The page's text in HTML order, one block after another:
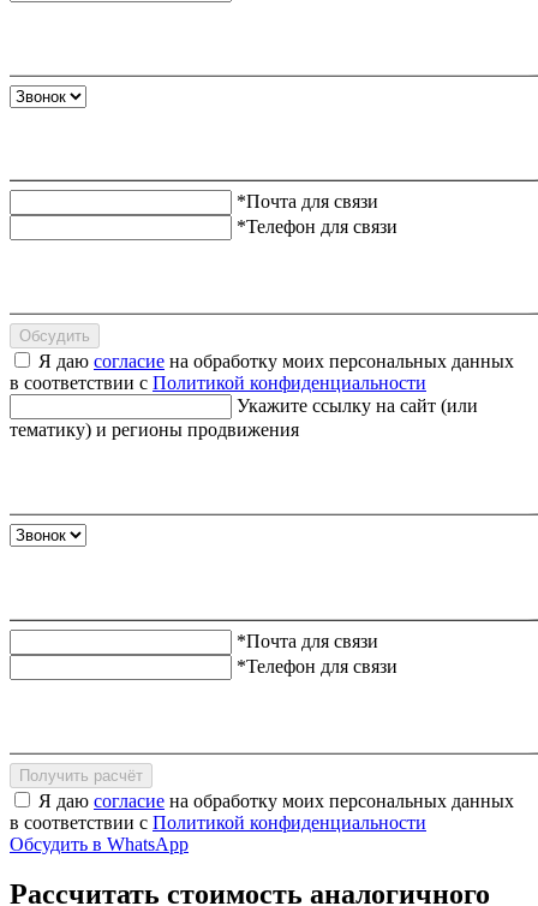
*Почта для связи
*Телефон для связи
Обсудить
Я даю согласие на обработку моих персональных данных
в соответствии с Политикой конфиденциальности
Укажите ссылку на сайт (или
тематику) и регионы продвижения
*Почта для связи
*Телефон для связи
Получить расчёт
Я даю согласие на обработку моих персональных данных
в соответствии с Политикой конфиденциальности
Обсудить в WhatsApp
Рассчитать стоимость аналогичного